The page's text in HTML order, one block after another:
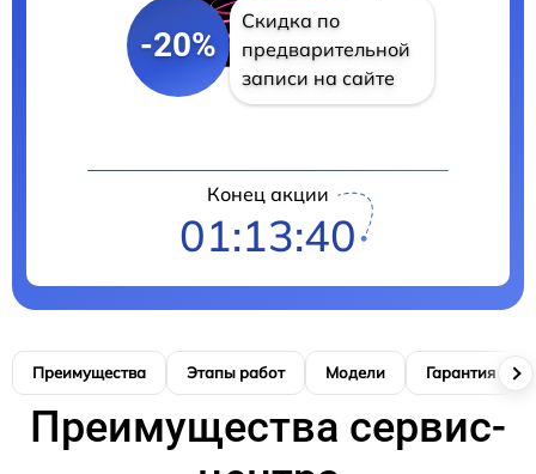
-20%
Скидка по
предварительной
записи на сайте
Конец акции
01:13:39
Преимущества Этапы работ Модели Гарантия
Преимущества сервис-